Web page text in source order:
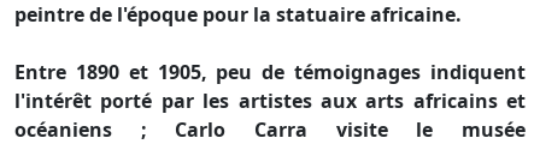
peintre de l'époque pour la statuaire africaine.
Entre 1890 et 1905, peu de témoignages indiquent
l'intérêt porté par les artistes aux arts africains et
océaniens ; Carlo Carra visite le musée